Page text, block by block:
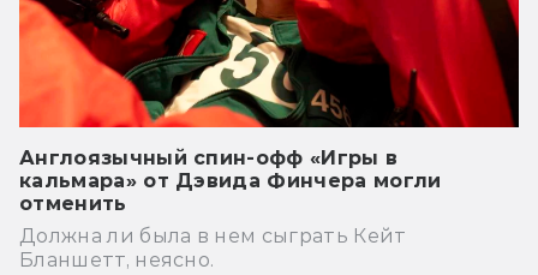
Англоязычный спин-офф «Игры в
кальмара» от Дэвида Финчера могли
отменить
Должна ли была в нем сыграть Кейт
Бланшетт, неясно.